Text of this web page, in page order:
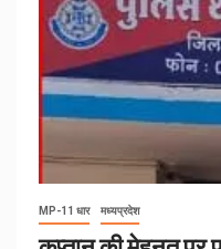
MP-11 धार मध्यप्रदेश